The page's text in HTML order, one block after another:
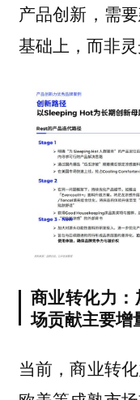
产品创新，需
基础上，而非灵
商业转化力
场贡献主要增
当前，商业转